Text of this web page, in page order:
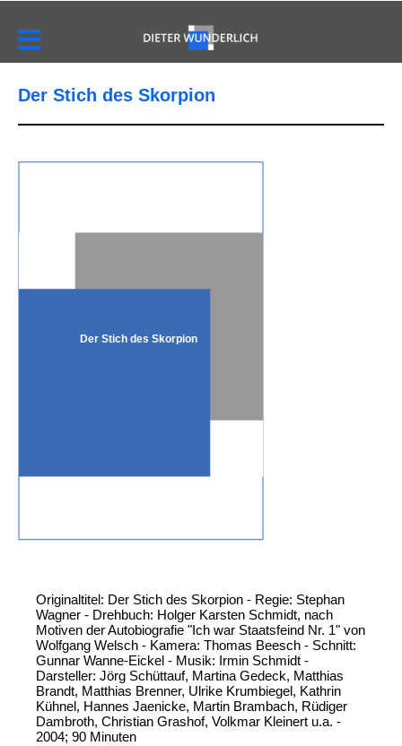
Der Stich des Skorpion
Der Stich des Skorpion
Originaltitel: Der Stich des Skorpion - Regie: Stephan
Wagner - Drehbuch: Holger Karsten Schmidt, nach
Motiven der Autobiografie "Ich war Staatsfeind Nr. 1" von
Wolfgang Welsch - Kamera: Thomas Beesch - Schnitt:
Gunnar Wanne-Eickel - Musik: Irmin Schmidt -
Darsteller: Jörg Schüttauf, Martina Gedeck, Matthias
Brandt, Matthias Brenner, Ulrike Krumbiegel, Kathrin
Kühnel, Hannes Jaenicke, Martin Brambach, Rüdiger
Dambroth, Christian Grashof, Volkmar Kleinert u.a. -
2004; 90 Minuten